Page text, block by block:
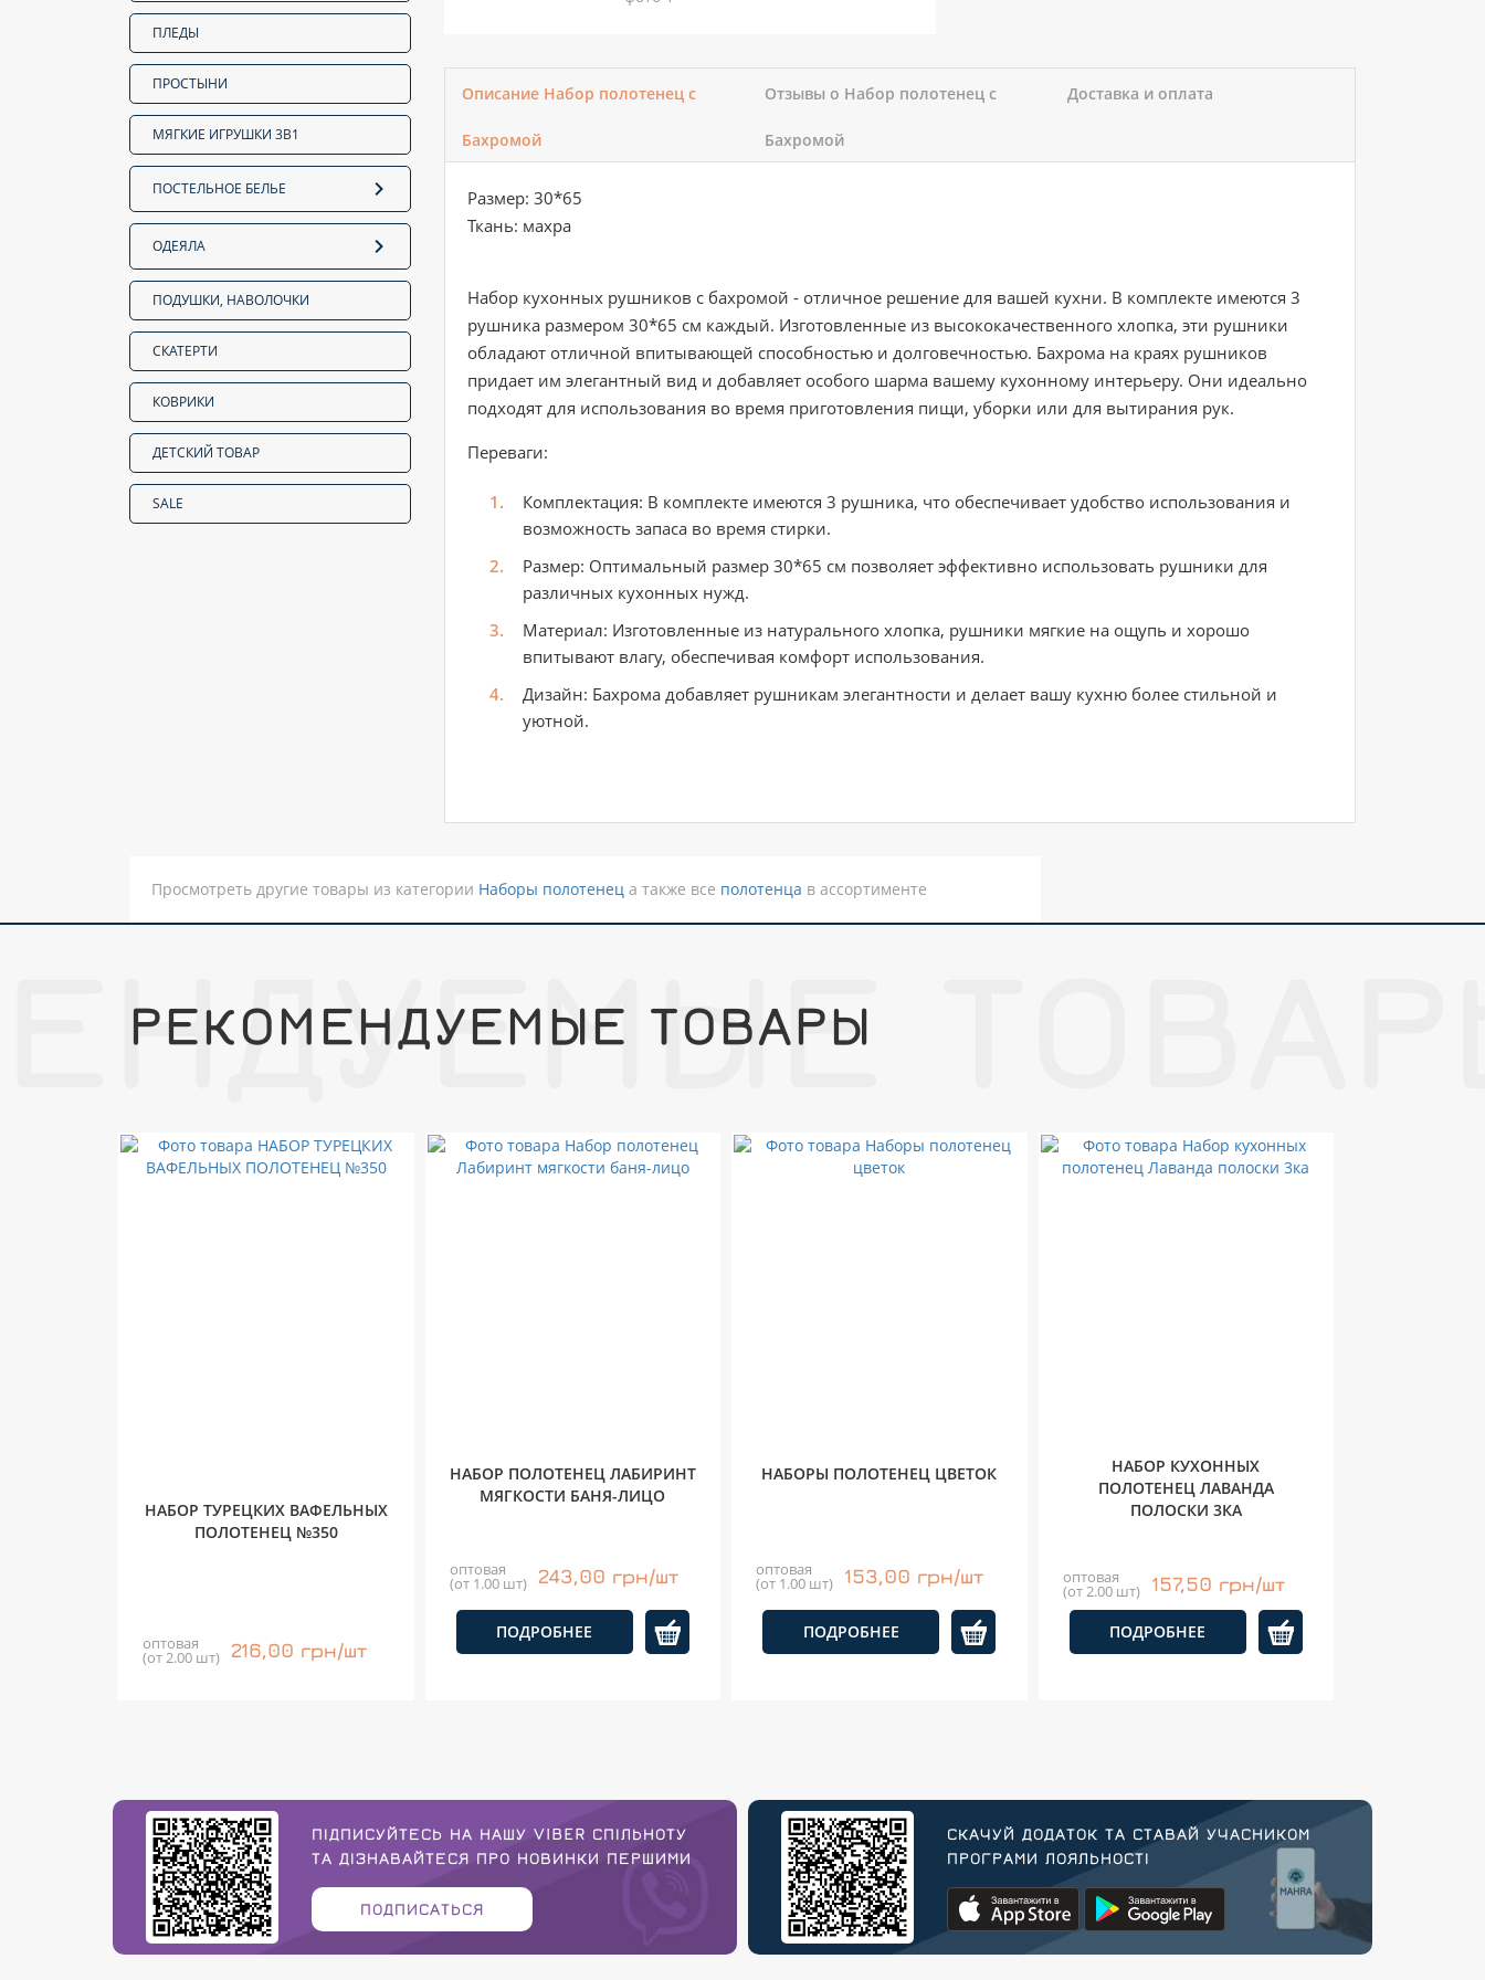
ПЛЕДЫ
ПРОСТЫНИ
МЯГКИЕ ИГРУШКИ 3В1
ПОСТЕЛЬНОЕ БЕЛЬЕ
ОДЕЯЛА
ПОДУШКИ, НАВОЛОЧКИ
СКАТЕРТИ
КОВРИКИ
ДЕТСКИЙ ТОВАР
SALE
Описание Набор полотенец с
Бахромой
Отзывы о Набор полотенец с
Бахромой
Доставка и оплата
Размер: 30*65
Ткань: махра
Набор кухонных рушников с бахромой - отличное решение для вашей кухни. В комплекте имеются 3
рушника размером 30*65 см каждый. Изготовленные из высококачественного хлопка, эти рушники
обладают отличной впитывающей способностью и долговечностью. Бахрома на краях рушников
придает им элегантный вид и добавляет особого шарма вашему кухонному интерьеру. Они идеально
подходят для использования во время приготовления пищи, уборки или для вытирания рук.
Переваги:
Комплектация: В комплекте имеются 3 рушника, что обеспечивает удобство использования и
возможность запаса во время стирки.
Размер: Оптимальный размер 30*65 см позволяет эффективно использовать рушники для
различных кухонных нужд.
Материал: Изготовленные из натурального хлопка, рушники мягкие на ощупь и хорошо
впитывают влагу, обеспечивая комфорт использования.
Дизайн: Бахрома добавляет рушникам элегантности и делает вашу кухню более стильной и
уютной.
Просмотреть другие товары из категории Наборы полотенец а также все полотенца в ассортименте
РЕКОМЕНДУЕМЫЕ ТОВАРЫ
НАБОР ТУРЕЦКИХ ВАФЕЛЬНЫХ
ПОЛОТЕНЕЦ №350
оптовая
(от 2.00 шт) 216,00 грн/шт
НАБОР ПОЛОТЕНЕЦ ЛАБИРИНТ
МЯГКОСТИ БАНЯ-ЛИЦО
оптовая
(от 1.00 шт) 243,00 грн/шт
ПОДРОБНЕЕ
НАБОРЫ ПОЛОТЕНЕЦ ЦВЕТОК
оптовая
(от 1.00 шт) 153,00 грн/шт
ПОДРОБНЕЕ
НАБОР КУХОННЫХ
ПОЛОТЕНЕЦ ЛАВАНДА
ПОЛОСКИ 3КА
оптовая
(от 2.00 шт) 157,50 грн/шт
ПОДРОБНЕЕ
ПІДПИСУЙТЕСЬ НА НАШУ VIBER СПІЛЬНОТУ
ТА ДІЗНАВАЙТЕСЯ ПРО НОВИНКИ ПЕРШИМИ
ПОДПИСАТЬСЯ
СКАЧУЙ ДОДАТОК ТА СТАВАЙ УЧАСНИКОМ
ПРОГРАМИ ЛОЯЛЬНОСТІ